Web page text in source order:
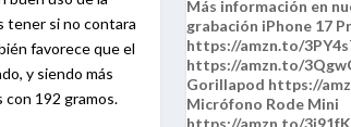
tener si no contara
favorece que el
y siendo más
con 192 gramos.